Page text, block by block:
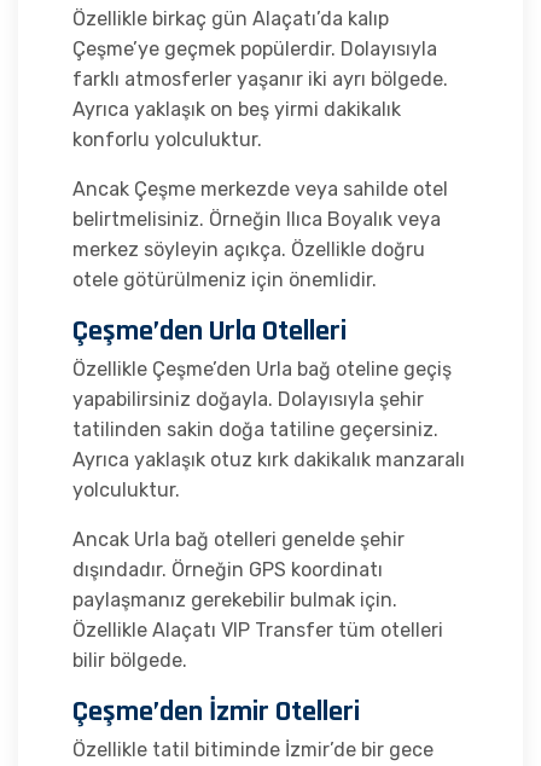
Özellikle birkaç gün Alaçatı’da kalıp
Çeşme’ye geçmek popülerdir. Dolayısıyla
farklı atmosferler yaşanır iki ayrı bölgede.
Ayrıca yaklaşık on beş yirmi dakikalık
konforlu yolculuktur.
Ancak Çeşme merkezde veya sahilde otel
belirtmelisiniz. Örneğin Ilıca Boyalık veya
merkez söyleyin açıkça. Özellikle doğru
otele götürülmeniz için önemlidir.
Çeşme’den Urla Otelleri
Özellikle Çeşme’den Urla bağ oteline geçiş
yapabilirsiniz doğayla. Dolayısıyla şehir
tatilinden sakin doğa tatiline geçersiniz.
Ayrıca yaklaşık otuz kırk dakikalık manzaralı
yolculuktur.
Ancak Urla bağ otelleri genelde şehir
dışındadır. Örneğin GPS koordinatı
paylaşmanız gerekebilir bulmak için.
Özellikle Alaçatı VIP Transfer tüm otelleri
bilir bölgede.
Çeşme’den İzmir Otelleri
Özellikle tatil bitiminde İzmir’de bir gece